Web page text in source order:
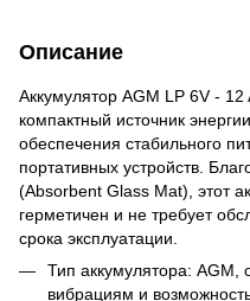
Описание
Аккумулятор AGM LP 6V -
компактный источник
обеспечения стабильного
портативных устройств.
(Absorbent Glass Mat), этот
герметичен и не требует
срока эксплуатации.
Тип аккумулятора: AGM,
вибрациям и